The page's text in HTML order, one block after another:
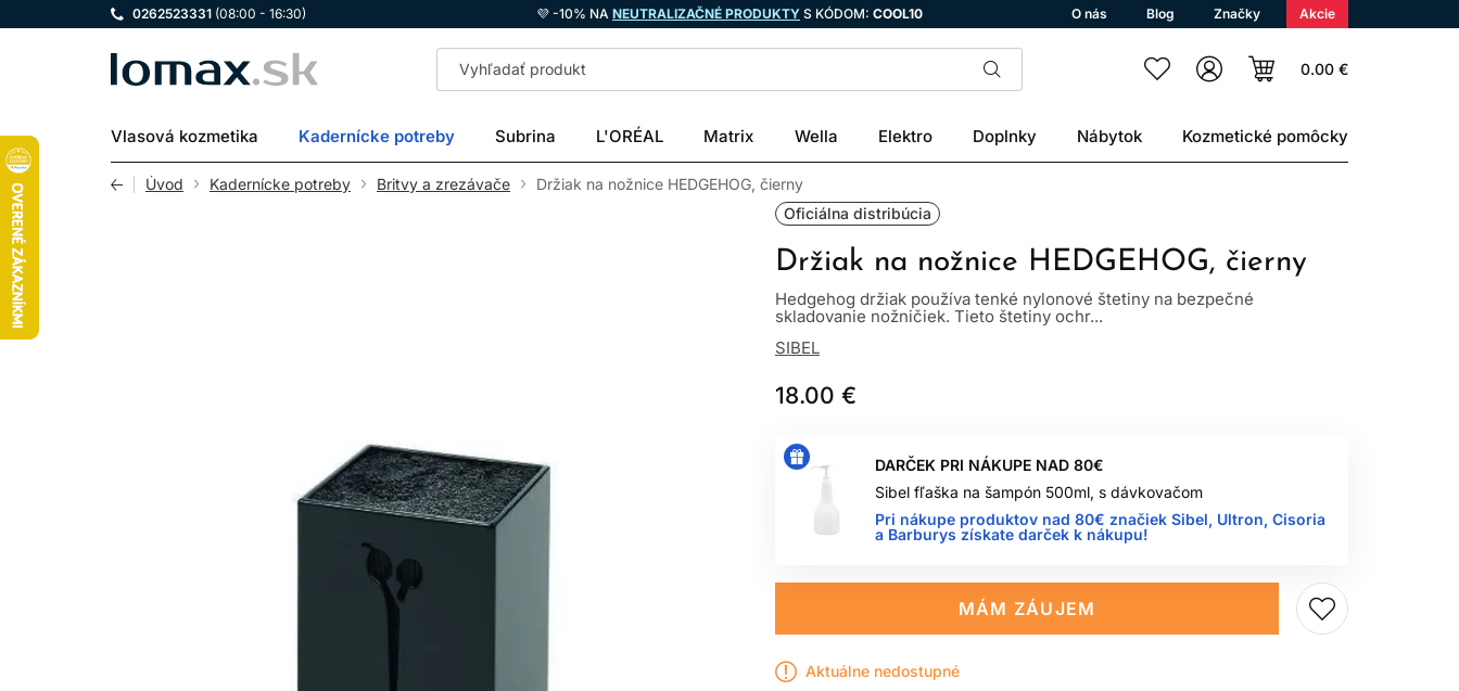
0262523331 (08:00 - 16:30) 💜 -10% NA NEUTRALIZAČNÉ PRODUKTY S KÓDOM: COOL10 O nás Blog Značky Akcie
LOMAX 0.00 €
Vlasová kozmetika Kadernícke potreby Subrina L'ORÉAL Matrix Wella Elektro Doplnky Nábytok Kozmetické pomôcky
Úvod Kadernícke potreby Britvy a zrezávače
Držiak na nožnice HEDGEHOG, čierny
Oficiálna distribúcia
Držiak na nožnice HEDGEHOG, čierny
Hedgehog držiak používa tenké nylonové štetiny na bezpečné
skladovanie nožničiek. Tieto štetiny ochr...
SIBEL
18.00 €
DARČEK PRI NÁKUPE NAD 80€
Sibel fľaška na šampón 500ml, s dávkovačom
Pri nákupe produktov nad 80€ značiek Sibel, Ultron, Cisoria
a Barburys získate darček k nákupu!
MÁM ZÁUJEM
Aktuálne nedostupné